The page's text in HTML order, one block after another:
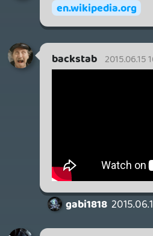
siklara
Doom valahogy érdekesebb. 😃
Alwares 2015.06.15 16:17:13
casper007 2015.06.15 16:20:47
Basszus, lejárt a
Aztán csak frissítettem, erre
beszéltek. 😃